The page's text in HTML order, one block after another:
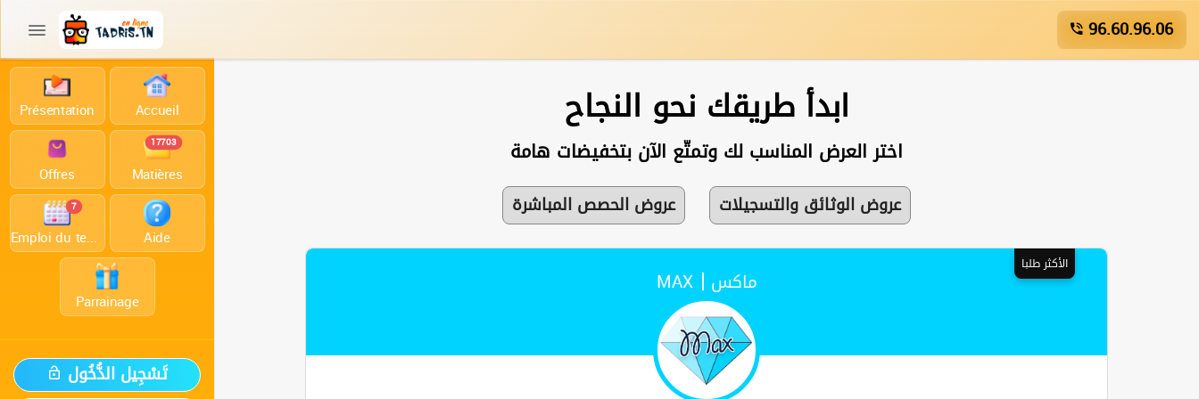
Présentation Accueil
Offres Matières
17703
Emploi du temps
7
Aide
Parrainage
تَسْجِيل الدُّخُول
96.60.96.06
ابدأ طريقك نحو النجاح
اختر العرض المناسب لك وتمتّع الآن بتخفيضات هامة
عروض الحصص المباشرة عروض الوثائق والتسجيلات
الأكثر طلبا
ماكس |
MAX